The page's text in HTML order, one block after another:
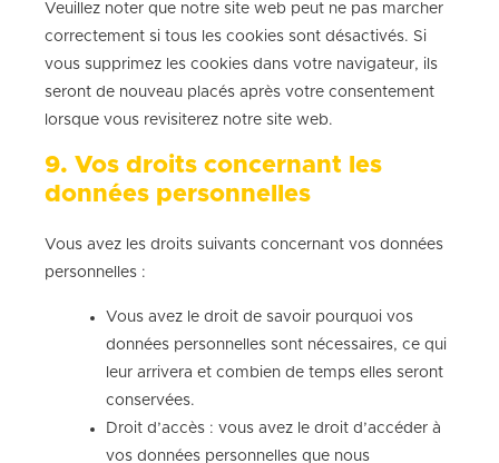
Veuillez noter que notre site web peut ne pas marcher
correctement si tous les cookies sont désactivés. Si
vous supprimez les cookies dans votre navigateur, ils
seront de nouveau placés après votre consentement
lorsque vous revisiterez notre site web.
9. Vos droits concernant les
données personnelles
Vous avez les droits suivants concernant vos données
personnelles :
Vous avez le droit de savoir pourquoi vos
données personnelles sont nécessaires, ce qui
leur arrivera et combien de temps elles seront
conservées.
Droit d’accès : vous avez le droit d’accéder à
vos données personnelles que nous